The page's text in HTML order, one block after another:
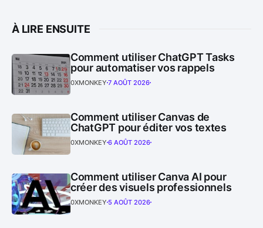
À LIRE ENSUITE
Comment utiliser ChatGPT Tasks
pour automatiser vos rappels
0XMONKEY 7 AOÛT 2026
Comment utiliser Canvas de
ChatGPT pour éditer vos textes
0XMONKEY 6 AOÛT 2026
Comment utiliser Canva AI pour
créer des visuels professionnels
0XMONKEY 5 AOÛT 2026